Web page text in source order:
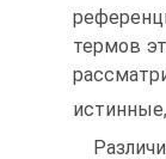
термов